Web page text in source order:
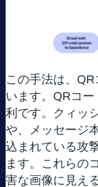
この手法は、
います。QRコ
利です。クィッ
や、メッセージ
込まれている攻
ます。これらの
害な画像に見え